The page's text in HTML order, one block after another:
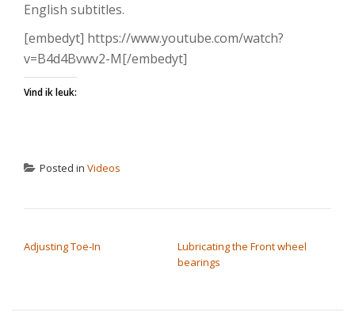
English subtitles.
[embedyt] https://www.youtube.com/watch?
v=B4d4Bvwv2-M[/embedyt]
Vind ik leuk:
Posted in Videos
Adjusting Toe-In
Lubricating the Front wheel
bearings